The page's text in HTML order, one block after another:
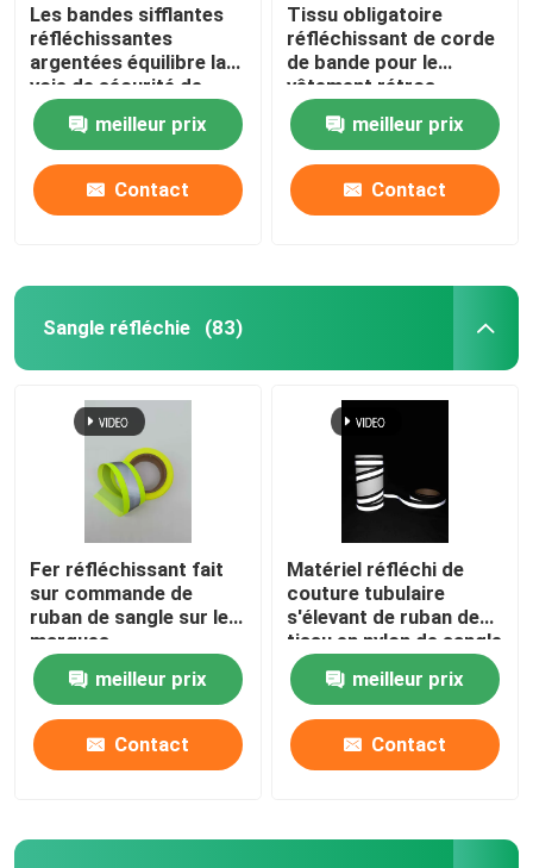
Les bandes sifflantes
réfléchissantes
argentées équilibre la
voie de sécurité de
bandeau halète 50
mètres 100 mètres
meilleur prix
Contact
Tissu obligatoire
réfléchissant de corde
de bande pour le
vêtement rétros
0.19mm colorés de
sécurité 0.24mm
meilleur prix
Contact
Sangle réfléchie (83)
Fer réfléchissant fait
sur commande de
ruban de sangle sur les
marques
réfléchissantes pour le
sac de ceinture de
sécurité d'habillement
meilleur prix
Contact
Matériel réfléchi de
couture tubulaire
s'élevant de ruban de
tissu en nylon de sangle
meilleur prix
Contact